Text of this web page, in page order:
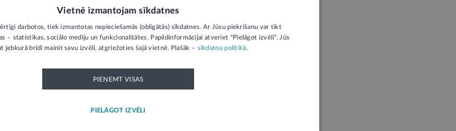
paziņojums un neatspoguļo LV portāla viedokli. Par tās saturu atbild iesūtītājs.
Vietnē izmantojam sīkdatnes
darbotos, tiek izmantotas nepieciešamās (obligātās) sīkdatnes. Ar Jūsu piekrišanu var tikt
– statistikas, sociālo mediju un funkcionalitātes. Papildinformācijai atveriet "Pielāgot izvēli". Jūs
jebkurā brīdī mainīt savu izvēli, atgriežoties šajā vietnē. Plašāk – sīkdatņu politikā.
PIEŅEMT VISAS
PIELĀGOT IZVĒLI